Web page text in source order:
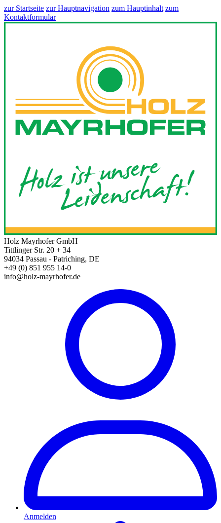
zur Startseite zur Hauptnavigation zum Hauptinhalt zum
Kontaktformular
Holz Mayrhofer GmbH
Tittlinger Str. 20 + 34
94034 Passau - Patriching, DE
+49 (0) 851 955 14-0
info@holz-mayrhofer.de
Anmelden